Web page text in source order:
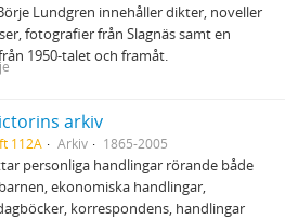
Lundgren innehåller dikter, noveller
fotografier från Slagnäs samt en
1950-talet och framåt.
arkiv
112A Arkiv 1865-2005
personliga handlingar rörande både
ekonomiska handlingar,
korrespondens, handlingar